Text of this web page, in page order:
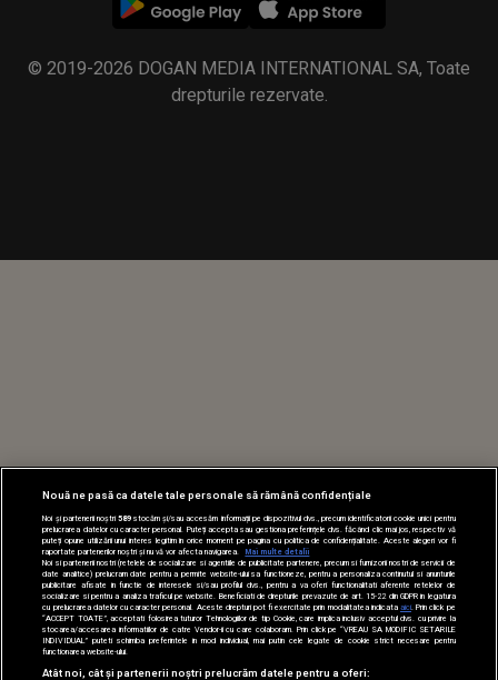
© 2019-2026 DOGAN MEDIA INTERNATIONAL SA, Toate
drepturile rezervate.
Nouă ne pasă ca datele tale personale să rămână confidențiale
Noi și partenerii noștri589stocăm și/sau accesăm informații pe dispozitivul dvs., precum identificatorii cookie unici pentru
prelucrarea datelor cu caracter personal. Puteți accepta sau gestiona preferințele dvs. făcând clic mai jos, respectiv vă
puteți opune utilizării unui interes legitim în orice moment pe pagina cu politica de confidențialitate. Aceste alegeri vor fi
raportate partenerilor noștri și nu vă vor afecta navigarea.
Mai multe detalii
Noi si partenerii nostri (retelele de socializare si agentiile de publicitate partenere, precum si furnizorii nostri de servicii de
date analitice) prelucram date pentru a permite website-ului sa functioneze, pentru a personaliza continutul si anunturile
publicitare afisate in functie de interesele si/sau profilul dvs., pentru a va oferi functionalitati aferente retelelor de
socializare si pentru a analiza traficul pe website. Beneficiati de drepturile prevazute de art. 15-22 din GDPR in legatura
cu prelucrarea datelor cu caracter personal. Aceste drepturi pot fi exercitate prin modalitatea indicataaici . Prin click pe
“ACCEPT TOATE”, acceptati folosirea tuturor Tehnologiilor de tip Cookie, care implica inclusiv acceptul dvs. cu privire la
stocarea/accesarea informatiilor de catre Vendor-ii cu care colaboram. Prin click pe “VREAU SA MODIFIC SETARILE
INDIVIDUAL” puteti schimba preferintele in mod individual, mai putin cele legate de cookie strict necesare pentru
functionarea website-ului.
Atât noi, cât și partenerii noștri prelucrăm datele pentru a oferi: